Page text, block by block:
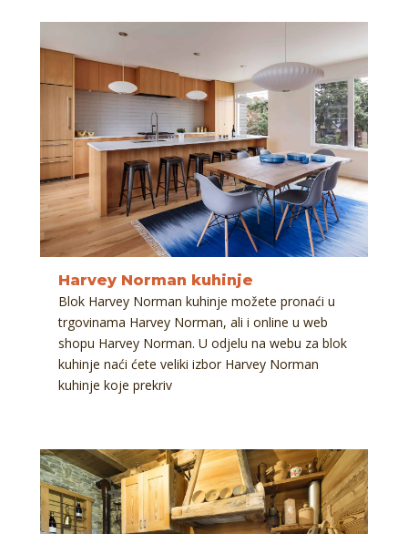
Harvey Norman kuhinje
Blok Harvey Norman kuhinje možete pronaći u
trgovinama Harvey Norman, ali i online u web
shopu Harvey Norman. U odjelu na webu za blok
kuhinje naći ćete veliki izbor Harvey Norman
kuhinje koje prekriv